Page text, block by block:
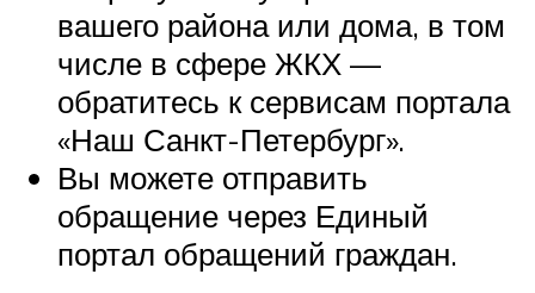
вашего района или дома, в том
числе в сфере ЖКХ —
обратитесь к сервисам портала
«Наш Санкт-Петербург».
Вы можете отправить
обращение через Единый
портал обращений граждан.